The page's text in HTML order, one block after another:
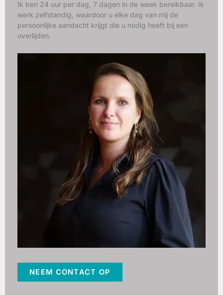
Ik ben 24 uur per dag, 7 dagen in de week bereikbaar. Ik
werk zelfstandig, waardoor u elke dag van mij de
persoonlijke aandacht krijgt die u nodig heeft bij een
overlijden.
NEEM CONTACT OP